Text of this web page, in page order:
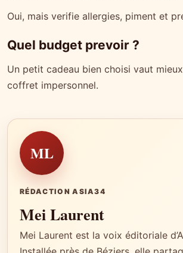
Oui, mais verifie allergies, piment et
Quel budget prevoir ?
Un petit cadeau bien choisi vaut
coffret impersonnel.
ML
RÉDACTION ASIA34
Mei Laurent
Mei Laurent est la voix éditoriale